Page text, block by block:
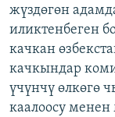
жүздөгөн
иликтенбеген
качкан
качкындар
үчүнчү өлкөгө
каалоосу